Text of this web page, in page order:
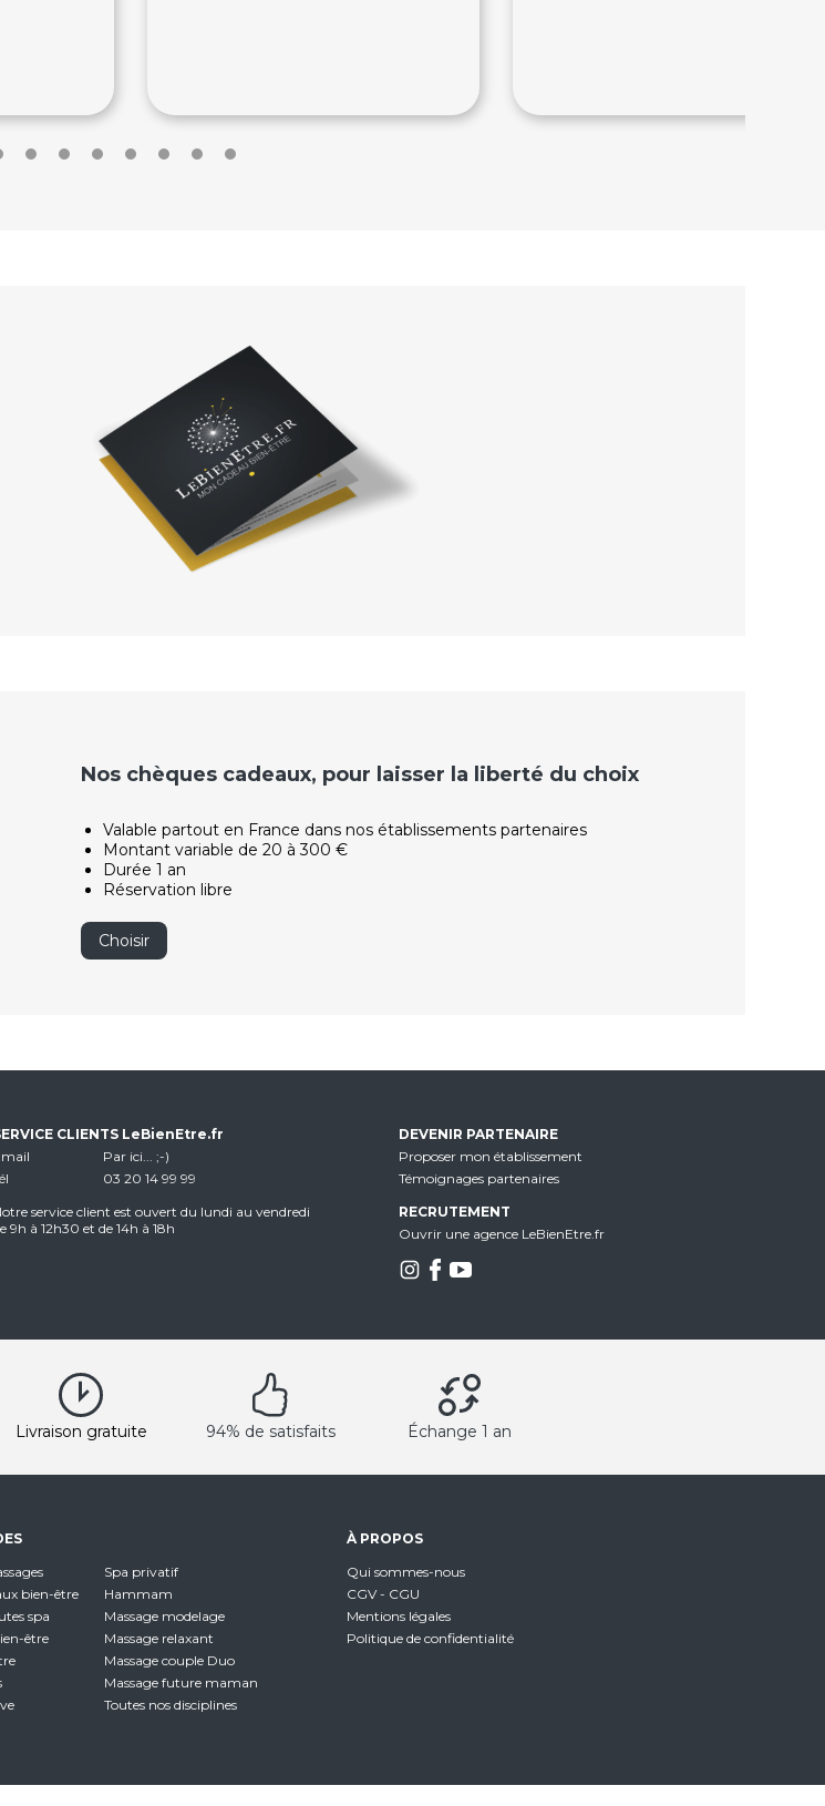
Nos chèques cadeaux, pour laisser la liberté du choix
Valable partout en France dans nos établissements partenaires
Montant variable de 20 à 300 €
Durée 1 an
Réservation libre
Choisir
CLIENTS LeBienEtre.fr
Par ici... ;-)
03 20 14 99 99
service client est ouvert du lundi au vendredi
9h à 12h30 et de 14h à 18h
DEVENIR PARTENAIRE
Proposer mon établissement
Témoignages partenaires
RECRUTEMENT
Ouvrir une agence LeBienEtre.fr
Livraison gratuite 94% de satisfaits Échange 1 an
bien-être
spa
être
Spa privatif
Hammam
Massage modelage
Massage relaxant
Massage couple Duo
Massage future maman
Toutes nos disciplines
À PROPOS
Qui sommes-nous
CGV - CGU
Mentions légales
Politique de confidentialité